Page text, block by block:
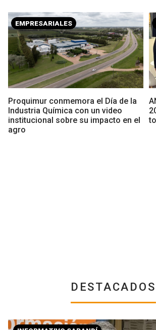
EMPRESARIALES
Proquimur conmemora el Día de la
Industria Química con un video
institucional sobre su impacto en el
agro
DESTACADOS